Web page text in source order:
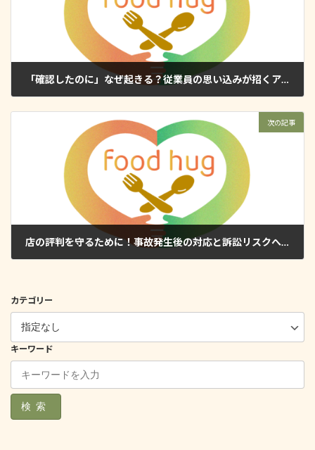
「確認したのに」なぜ起きる？従業員の思い込みが招くアレルギー事故
次の記事
店の評判を守るために！事故発生後の対応と訴訟リスクへの備え
カテゴリー
キーワード
検索